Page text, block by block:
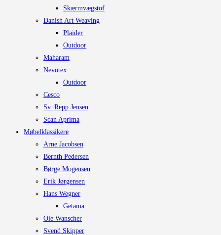
Skærmvægstof
Danish Art Weaving
Plaider
Outdoor
Maharam
Nevotex
Outdoor
Cesco
Sv. Repp Jensen
Scan Aprima
Møbelklassikere
Arne Jacobsen
Bernth Pedersen
Børge Mogensen
Erik Jørgensen
Hans Wegner
Getama
Ole Wanscher
Svend Skipper